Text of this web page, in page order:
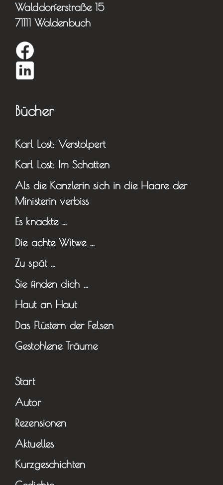
Walddorferstraße 15
71111 Waldenbuch
Bücher
Karl Lost: Verstolpert
Karl Lost: Im Schatten
Als die Kanzlerin sich in die Haare der
Ministerin verbiss
Es knackte …
Die achte Witwe …
Zu spät …
Sie finden dich …
Haut an Haut
Das Flüstern der Felsen
Gestohlene Träume
Start
Autor
Rezensionen
Aktuelles
Kurzgeschichten